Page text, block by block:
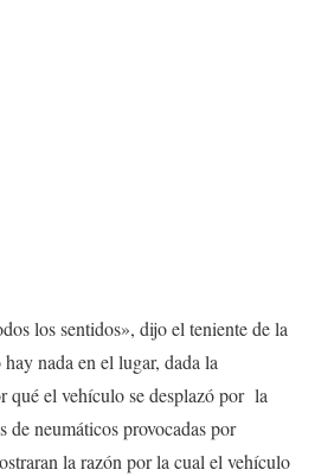
los sentidos», dijo el teniente de la
nada en el lugar, dada la
qué el vehículo se desplazó por la
de neumáticos provocadas por
la razón por la cual el vehículo